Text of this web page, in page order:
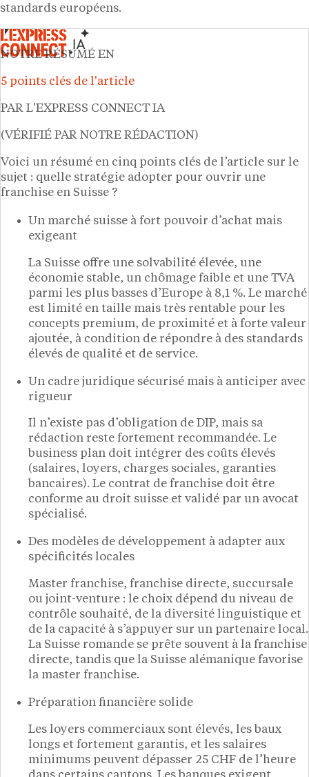
standards européens.
NOTRE RÉSUMÉ EN
5 points clés de l'article
PAR L'EXPRESS CONNECT IA
(VÉRIFIÉ PAR NOTRE RÉDACTION)
Voici un résumé en cinq points clés de l’article sur le
sujet : quelle stratégie adopter pour ouvrir une
franchise en Suisse ?
Un marché suisse à fort pouvoir d’achat mais
exigeant
La Suisse offre une solvabilité élevée, une
économie stable, un chômage faible et une TVA
parmi les plus basses d’Europe à 8,1 %. Le marché
est limité en taille mais très rentable pour les
concepts premium, de proximité et à forte valeur
ajoutée, à condition de répondre à des standards
élevés de qualité et de service.
Un cadre juridique sécurisé mais à anticiper avec
rigueur
Il n’existe pas d’obligation de DIP, mais sa
rédaction reste fortement recommandée. Le
business plan doit intégrer des coûts élevés
(salaires, loyers, charges sociales, garanties
bancaires). Le contrat de franchise doit être
conforme au droit suisse et validé par un avocat
spécialisé.
Des modèles de développement à adapter aux
spécificités locales
Master franchise, franchise directe, succursale
ou joint-venture : le choix dépend du niveau de
contrôle souhaité, de la diversité linguistique et
de la capacité à s’appuyer sur un partenaire local.
La Suisse romande se prête souvent à la franchise
directe, tandis que la Suisse alémanique favorise
la master franchise.
Préparation financière solide
Les loyers commerciaux sont élevés, les baux
longs et fortement garantis, et les salaires
minimums peuvent dépasser 25 CHF de l’heure